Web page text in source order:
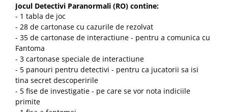
Jocul Detectivi Paranormali (RO) contine:
- 1 tabla de joc
- 28 de cartonase cu cazurile de rezolvat
- 35 de cartonase de interactiune - pentru a comunica cu
Fantoma
- 3 cartonase speciale de interactiune
- 5 panouri pentru detectivi - pentru ca jucatorii sa isi
tina secret descoperirile
- 5 fise de investigatie - pe care se vor nota indiciile
primite